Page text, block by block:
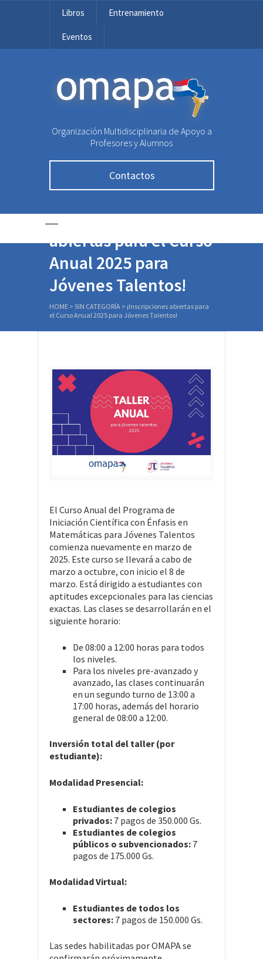
Libros Entrenamiento
Eventos
OMAPA
Organización Multidisciplinaria de Apoyo a
Profesores y Alumnos
Contactos
¡Inscripciones
abiertas para el Curso
Anual 2025 para
Jóvenes Talentos!
HOME > SIN CATEGORÍA > ¡Inscripciones abiertas para
el Curso Anual 2025 para Jóvenes Talentos!
El Curso Anual del Programa de
Iniciación Científica con Énfasis en
Matemáticas para Jóvenes Talentos
comienza nuevamente en marzo de
2025. Este curso se llevará a cabo de
marzo a octubre, con inicio el 8 de
marzo. Está dirigido a estudiantes con
aptitudes excepcionales para las ciencias
exactas. Las clases se desarrollarán en el
siguiente horario:
De 08:00 a 12:00 horas para todos
los niveles.
Para los niveles pre-avanzado y
avanzado, las clases continuarán
en un segundo turno de 13:00 a
17:00 horas, además del horario
general de 08:00 a 12:00.
Inversión total del taller (por
estudiante):
Modalidad Presencial:
Estudiantes de colegios
privados: 7 pagos de 350.000 Gs.
Estudiantes de colegios
públicos o subvencionados: 7
pagos de 175.000 Gs.
Modalidad Virtual:
Estudiantes de todos los
sectores: 7 pagos de 150.000 Gs.
Las sedes habilitadas por OMAPA se